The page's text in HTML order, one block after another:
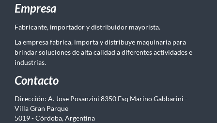
Empresa
Fabricante, importador y distribuidor mayorista.
La empresa fabrica, importa y distribuye maquinaria para
brindar soluciones de alta calidad a diferentes actividades e
industrias.
Contacto
Dirección: A. Jose Posanzini 8350 Esq Marino Gabbarini -
Villa Gran Parque
5019 - Córdoba, Argentina